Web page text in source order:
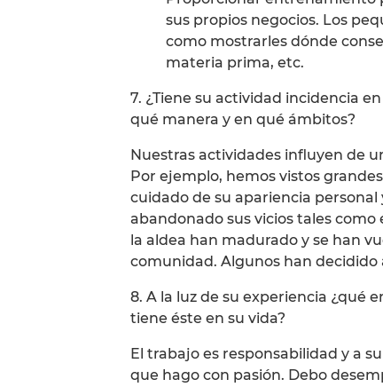
sus propios negocios. Los
como mostrarles dónde
materia prima, etc.
7. ¿Tiene su actividad incidencia
qué manera y en qué ámbitos?
Nuestras actividades influyen de
Por ejemplo, hemos vistos
cuidado de su apariencia
abandonado sus vicios tales
la aldea han madurado y se han
comunidad. Algunos han decidido
8. A la luz de su experiencia ¿qué
tiene éste en su vida?
El trabajo es responsabilidad y a
que hago con pasión. Debo